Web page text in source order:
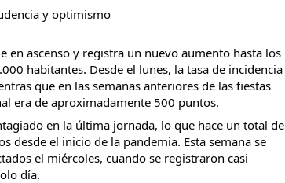
y optimismo
en ascenso y registra un nuevo aumento hasta los
habitantes. Desde el lunes, la tasa de incidencia
que en las semanas anteriores de las fiestas
era de aproximadamente 500 puntos.
en la última jornada, lo que hace un total de
desde el inicio de la pandemia. Esta semana se
el miércoles, cuando se registraron casi
día.